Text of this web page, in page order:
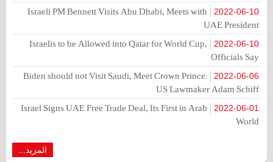
2022-06-10
Israeli PM Bennett Visits Abu Dhabi, Meets with
UAE President
2022-06-10
Israelis to be Allowed into Qatar for World Cup,
Officials Say
2022-06-06
Biden should not Visit Saudi, Meet Crown Prince:
US Lawmaker Adam Schiff
2022-06-01
Israel Signs UAE Free Trade Deal, Its First in Arab
World
المزيد...